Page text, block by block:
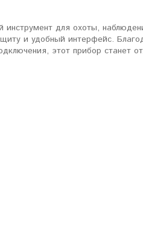
для охоты,
и удобный интерфейс.
этот прибор станет